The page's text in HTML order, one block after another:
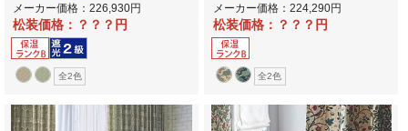
メーカー価格：226,930
松装価格：？？？
全2色
メーカー価格：224,290
松装価格：？？？
全2色